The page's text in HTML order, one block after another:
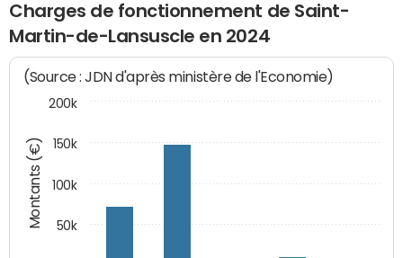
Charges de fonctionnement de Saint-
Martin-de-Lansuscle en 2024
Montants (€)
(Source : JDN d'après ministère de l'Economie)
50k
100k
150k
200k